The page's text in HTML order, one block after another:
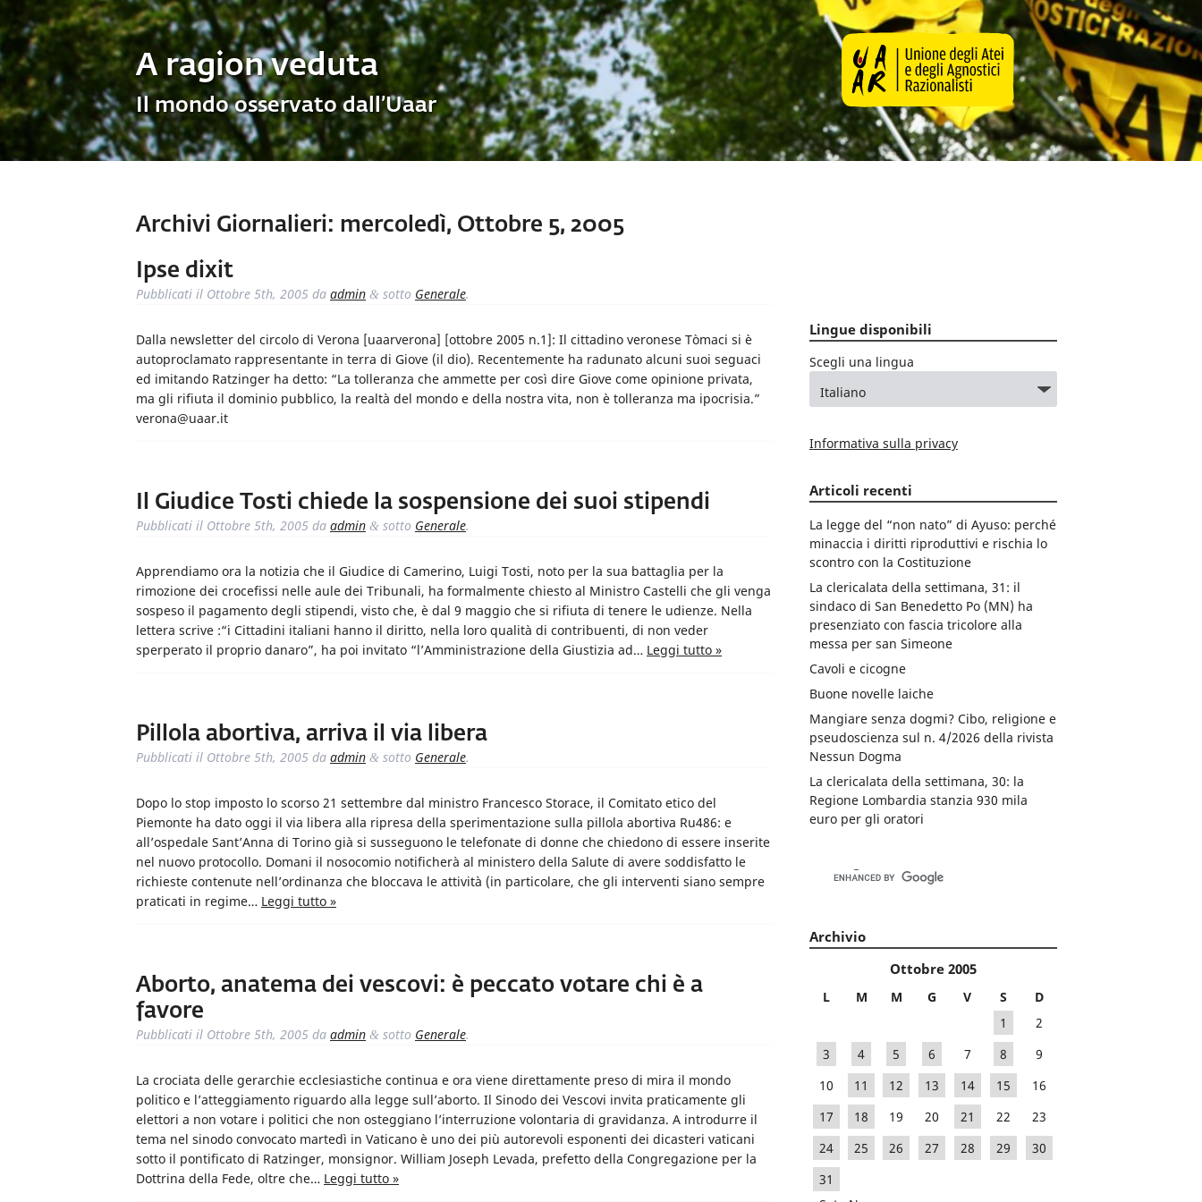
A ragion veduta
Il mondo osservato dall’Uaar
Archivi Giornalieri: mercoledì, Ottobre 5, 2005
Ipse dixit
Pubblicati il Ottobre 5th, 2005 da admin & sotto Generale.
Dalla newsletter del circolo di Verona [uaarverona] [ottobre 2005 n.1]: Il cittadino veronese Tòmaci si è
autoproclamato rappresentante in terra di Giove (il dio). Recentemente ha radunato alcuni suoi seguaci
ed imitando Ratzinger ha detto: “La tolleranza che ammette per così dire Giove come opinione privata,
ma gli rifiuta il dominio pubblico, la realtà del mondo e della nostra vita, non è tolleranza ma ipocrisia.”
verona@uaar.it
Il Giudice Tosti chiede la sospensione dei suoi stipendi
Pubblicati il Ottobre 5th, 2005 da admin & sotto Generale.
Apprendiamo ora la notizia che il Giudice di Camerino, Luigi Tosti, noto per la sua battaglia per la
rimozione dei crocefissi nelle aule dei Tribunali, ha formalmente chiesto al Ministro Castelli che gli venga
sospeso il pagamento degli stipendi, visto che, è dal 9 maggio che si rifiuta di tenere le udienze. Nella
lettera scrive :“i Cittadini italiani hanno il diritto, nella loro qualità di contribuenti, di non veder
sperperato il proprio danaro”, ha poi invitato “l’Amministrazione della Giustizia ad… Leggi tutto »
Pillola abortiva, arriva il via libera
Pubblicati il Ottobre 5th, 2005 da admin & sotto Generale.
Dopo lo stop imposto lo scorso 21 settembre dal ministro Francesco Storace, il Comitato etico del
Piemonte ha dato oggi il via libera alla ripresa della sperimentazione sulla pillola abortiva Ru486: e
all’ospedale Sant’Anna di Torino già si susseguono le telefonate di donne che chiedono di essere inserite
nel nuovo protocollo. Domani il nosocomio notificherà al ministero della Salute di avere soddisfatto le
richieste contenute nell’ordinanza che bloccava le attività (in particolare, che gli interventi siano sempre
praticati in regime… Leggi tutto »
Aborto, anatema dei vescovi: è peccato votare chi è a
favore
Pubblicati il Ottobre 5th, 2005 da admin & sotto Generale.
La crociata delle gerarchie ecclesiastiche continua e ora viene direttamente preso di mira il mondo
politico e l’atteggiamento riguardo alla legge sull’aborto. Il Sinodo dei Vescovi invita praticamente gli
elettori a non votare i politici che non osteggiano l’interruzione volontaria di gravidanza. A introdurre il
tema nel sinodo convocato martedì in Vaticano è uno dei più autorevoli esponenti dei dicasteri vaticani
sotto il pontificato di Ratzinger, monsignor. William Joseph Levada, prefetto della Congregazione per la
Dottrina della Fede, oltre che… Leggi tutto »
Lingue disponibili
Scegli una lingua
Informativa sulla privacy
Articoli recenti
La legge del “non nato” di Ayuso: perché
minaccia i diritti riproduttivi e rischia lo
scontro con la Costituzione
La clericalata della settimana, 31: il
sindaco di San Benedetto Po (MN) ha
presenziato con fascia tricolore alla
messa per san Simeone
Cavoli e cicogne
Buone novelle laiche
Mangiare senza dogmi? Cibo, religione e
pseudoscienza sul n. 4/2026 della rivista
Nessun Dogma
La clericalata della settimana, 30: la
Regione Lombardia stanzia 930 mila
euro per gli oratori
Archivio
Ottobre 2005
L M M G V S
D
1
2
3
4 5 6 7 8
9
10
11 12 13 14 15
16
17
18 19 20 21 22
23
24
25 26 27 28 29
30
31